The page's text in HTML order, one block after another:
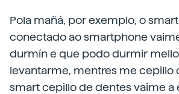
Pola mañá, por exemplo, o
conectado ao smartphone
durmín e que podo durmir
levantarme, mentres me cepillo
smart cepillo de dentes vaime a